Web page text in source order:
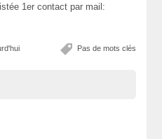
1er contact par mail:
Pas de mots clés